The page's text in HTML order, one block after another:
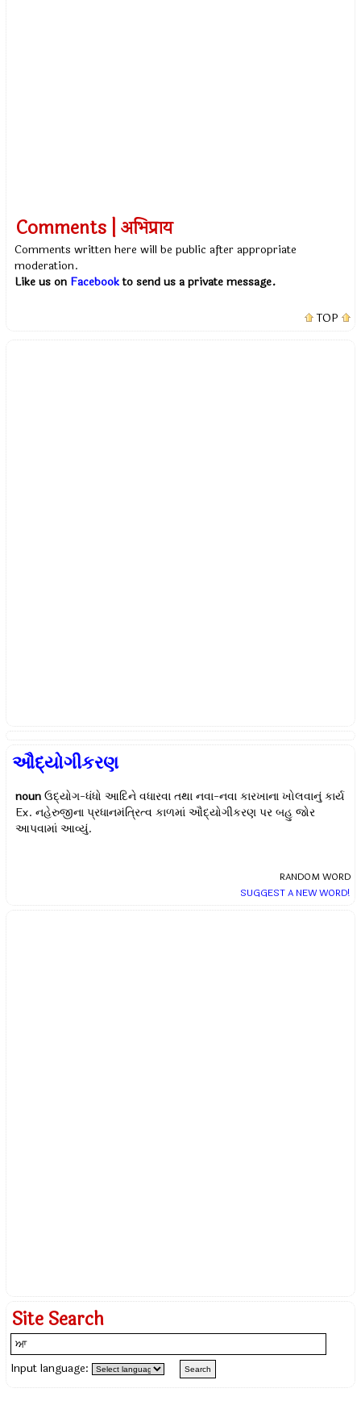
Comments | अभिप्राय
Comments written here will be public after appropriate
moderation.
Like us on Facebookto send us a private message.
TOP
ઔદ્યોગીકરણ
noun ઉદ્યોગ-ધંધો આદિને વધારવા તથા નવા-નવા કારખાના ખોલવાનું કાર્ય
Ex.નહેરુજીના પ્રધાનમંત્રિત્વ કાળમાં ઔદ્યોગીકરણ પર બહુ જોર
આપવામાં આવ્યું.
RANDOM WORD
SUGGEST A NEW WORD!
Site Search
Input language: